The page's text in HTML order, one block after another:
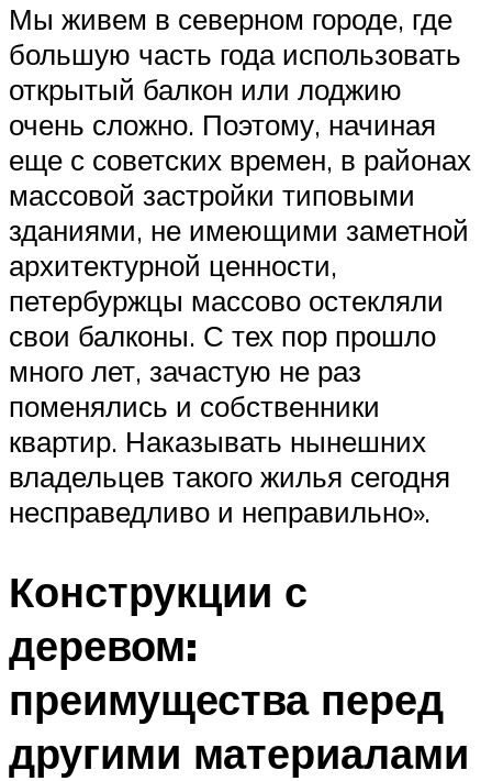
Мы живем в северном городе, где
большую часть года использовать
открытый балкон или лоджию
очень сложно. Поэтому, начиная
еще с советских времен, в районах
массовой застройки типовыми
зданиями, не имеющими заметной
архитектурной ценности,
петербуржцы массово остекляли
свои балконы. С тех пор прошло
много лет, зачастую не раз
поменялись и собственники
квартир. Наказывать нынешних
владельцев такого жилья сегодня
несправедливо и неправильно».
Конструкции с
деревом:
преимущества перед
другими материалами